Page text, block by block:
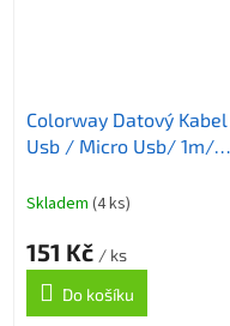
Colorway Datový Kabel
Usb / Micro Usb/ 1m/
Skladem (4 ks)
151 Kč / ks
Do košíku